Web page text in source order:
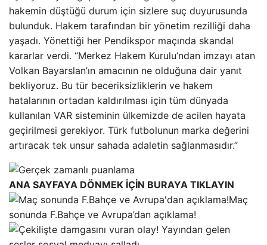
hakemin düştüğü durum için sizlere suç duyurusunda
bulunduk. Hakem tarafından bir yönetim rezilliği daha
yaşadı. Yönettiği her Pendikspor maçında skandal
kararlar verdi. “Merkez Hakem Kurulu’ndan imzayı atan
Volkan Bayarslan’ın amacının ne olduğuna dair yanıt
bekliyoruz. Bu tür beceriksizliklerin ve hakem
hatalarının ortadan kaldırılması için tüm dünyada
kullanılan VAR sisteminin ülkemizde de acilen hayata
geçirilmesi gerekiyor. Türk futbolunun marka değerini
artıracak tek unsur sahada adaletin sağlanmasıdır.”
ANA SAYFAYA DÖNMEK İÇİN BURAYA TIKLAYIN
Maç
sonunda F.Bahçe ve Avrupa’dan açıklama!